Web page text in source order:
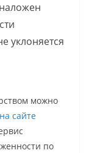
уклоняется
можно
на сайте
по